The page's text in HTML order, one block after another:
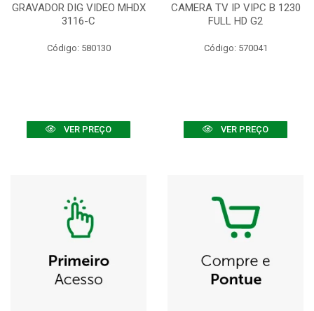
GRAVADOR DIG VIDEO MHDX
3116-C
Código: 580130
VER PREÇO
CAMERA TV IP VIPC B 1230
FULL HD G2
Código: 570041
VER PREÇO